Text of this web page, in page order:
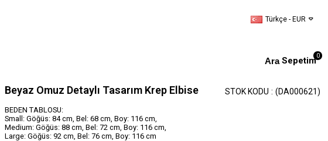
Türkçe - EUR
Sepetim0
Beyaz Omuz Detaylı Tasarım Krep Elbise (DA000621)
STOK KODU
BEDEN TABLOSU:
Small: Göğüs: 84 cm, Bel: 68 cm, Boy: 116 cm,
Medium: Göğüs: 88 cm, Bel: 72 cm, Boy: 116 cm,
Large: Göğüs: 92 cm, Bel: 76 cm, Boy: 116 cm